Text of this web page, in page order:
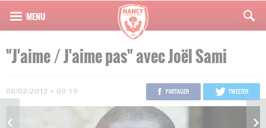
"J'aime / J'aime pas" avec Joël Sami
08/02/2012 • 09:19 PARTAGER TWEETER